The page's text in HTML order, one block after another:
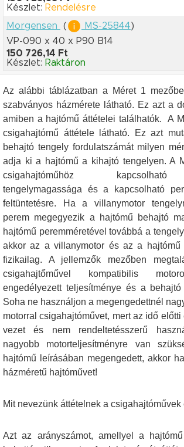
Készlet: Rendelésre
Morgensen
( MS-25844)
VP-090 x 40 x P90 B14
150 726,14 Ft
Készlet: Raktáron
Az alábbi táblázatban a Méret 1
szabványos házmérete látható. Ez azt a
amiben a hajtómű áttételei találhatók. A
csigahajtómű áttétele látható. Ez azt
behajtó tengely fordulatszámát milyen
adja ki a hajtómű a kihajtó tengelyen. A
csigahajtóműhöz
tengelymagassága és a kapcsolható
feltüntetésre. Ha a villanymotor
perem megegyezik a hajtómű behajtó
hajtómű peremméretével továbbá a
akkor az a villanymotor és az a hajtómű
fizikailag. A jellemzők mezőben
csigahajtőművel kompatibilis
engedélyezett teljesítménye és a
Soha ne használjon a megengedettnél
motorral csigahajtóművet, mert az idő
vezet és nem rendeltetésszerű
nagyobb motorteljesítményre van
hajtómű leírásában megengedett, akkor
házméretű hajtóművet!
Mit nevezünk áttételnek a csigahajtóművek
Azt az arányszámot, amellyel a